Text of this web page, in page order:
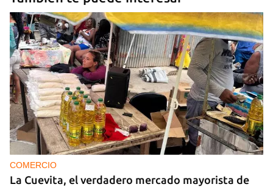
COMERCIO
La Cuevita, el verdadero mercado mayorista de